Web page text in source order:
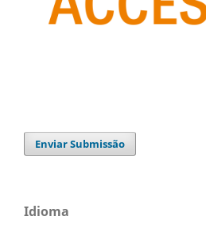
Enviar Submissão
Idioma